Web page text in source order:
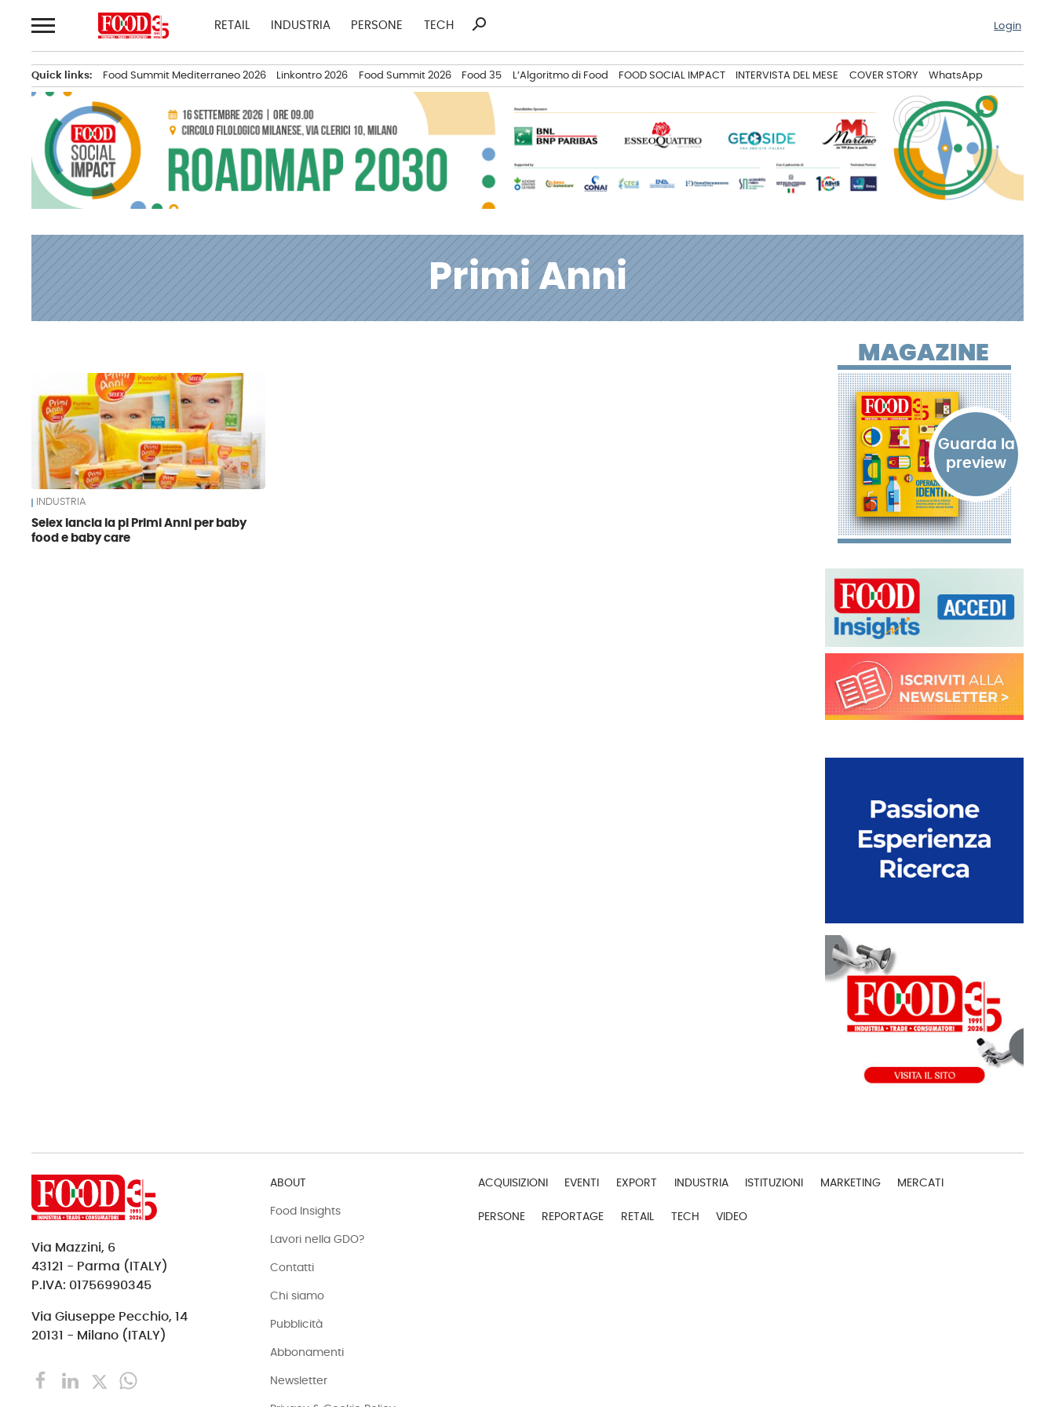
al
RETAIL INDUSTRIA PERSONE TECH
Ricerca
search Login
Quick links: Food Summit Mediterraneo 2026 Linkontro 2026 Food Summit 2026 Food 35 L’Algoritmo di Food FOOD SOCIAL IMPACT INTERVISTA DEL MESE COVER STORY WhatsApp
Primi Anni
INDUSTRIA
Selex lancia la pl Primi Anni per baby
food e baby care
MAGAZINE
Via Mazzini, 6
43121 - Parma (ITALY)
P.IVA: 01756990345
Via Giuseppe Pecchio, 14
20131 - Milano (ITALY)
ABOUT
Food Insights
Lavori nella GDO?
Contatti
Chi siamo
Pubblicità
Abbonamenti
Newsletter
ACQUISIZIONI EVENTI EXPORT INDUSTRIA ISTITUZIONI MARKETING MERCATI
PERSONE REPORTAGE RETAIL TECH VIDEO